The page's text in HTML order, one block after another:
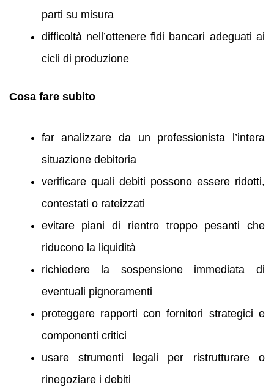
parti su misura
difficoltà nell’ottenere fidi bancari adeguati ai
cicli di produzione
Cosa fare subito
far analizzare da un professionista l’intera
situazione debitoria
verificare quali debiti possono essere ridotti,
contestati o rateizzati
evitare piani di rientro troppo pesanti che
riducono la liquidità
richiedere la sospensione immediata di
eventuali pignoramenti
proteggere rapporti con fornitori strategici e
componenti critici
usare strumenti legali per ristrutturare o
rinegoziare i debiti